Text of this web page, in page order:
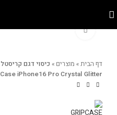
Click to enlarge
דף הבית» מוצרים»
Case iPhone16 Pro Crystal Glitter